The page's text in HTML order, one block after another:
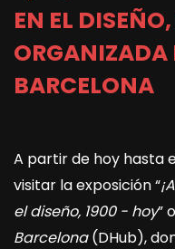
EN EL
ORGANIZADA
BARCELONA
A partir de hoy hasta
visitar la exposición “
el diseño, 1900 - hoy”
Barcelona(DHub),